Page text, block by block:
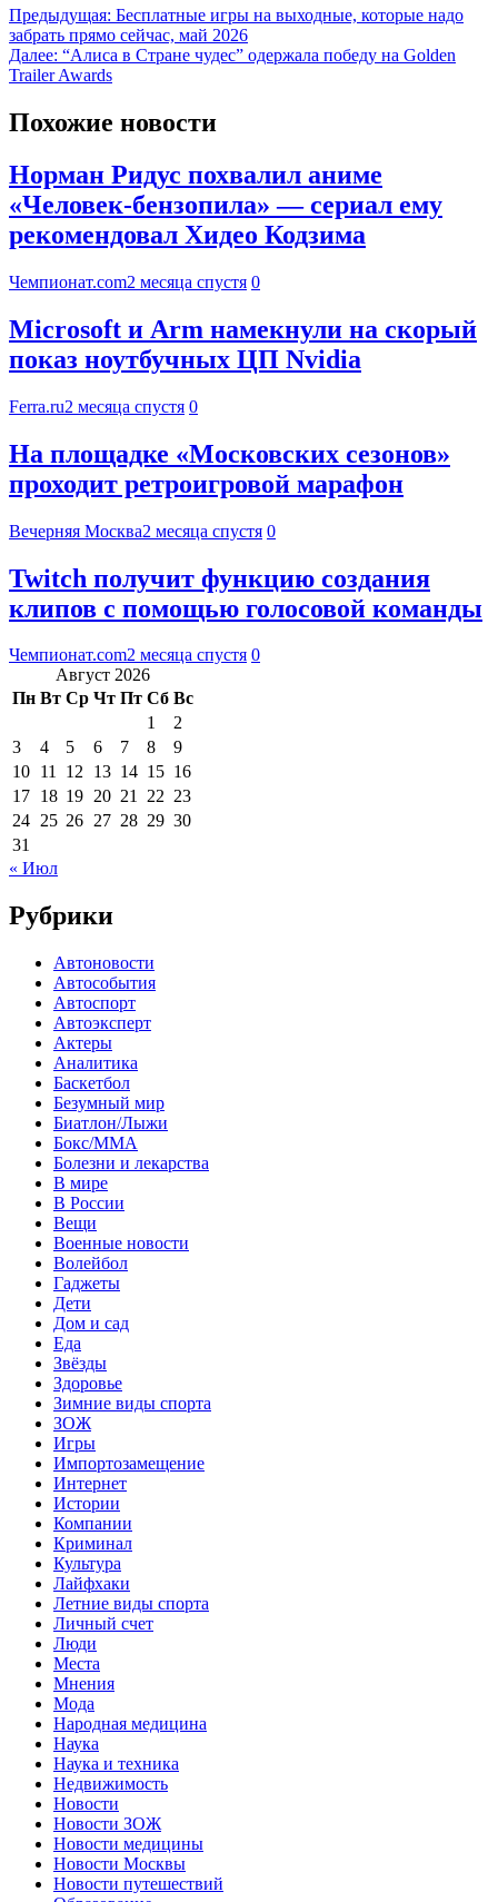
Предыдущая: Бесплатные игры на выходные, которые надо
забрать прямо сейчас, май 2026
Далее: “Алиса в Стране чудес” одержала победу на Golden
Trailer Awards
Похожие новости
Норман Ридус похвалил аниме
«Человек-бензопила» — сериал ему
рекомендовал Хидео Кодзима
Чемпионат.com2 месяца спустя 0
Microsoft и Arm намекнули на скорый
показ ноутбучных ЦП Nvidia
Ferra.ru2 месяца спустя 0
На площадке «Московских сезонов»
проходит ретроигровой марафон
Вечерняя Москва2 месяца спустя 0
Twitch получит функцию создания
клипов с помощью голосовой команды
Чемпионат.com2 месяца спустя 0
Август 2026
Пн Вт Ср Чт Пт Сб Вс
1
2
3
4 5 6 7 8
9
10 11 12 13 14 15 16
17 18 19 20 21 22 23
24 25 26 27 28 29 30
31
« Июл
Рубрики
Автоновости
Автособытия
Автоспорт
Автоэксперт
Актеры
Аналитика
Баскетбол
Безумный мир
Биатлон/Лыжи
Бокс/MMA
Болезни и лекарства
В мире
В России
Вещи
Военные новости
Волейбол
Гаджеты
Дети
Дом и сад
Еда
Звёзды
Здоровье
Зимние виды спорта
ЗОЖ
Игры
Импортозамещение
Интернет
Истории
Компании
Криминал
Культура
Лайфхаки
Летние виды спорта
Личный счет
Люди
Места
Мнения
Мода
Народная медицина
Наука
Наука и техника
Недвижимость
Новости
Новости ЗОЖ
Новости медицины
Новости Москвы
Новости путешествий